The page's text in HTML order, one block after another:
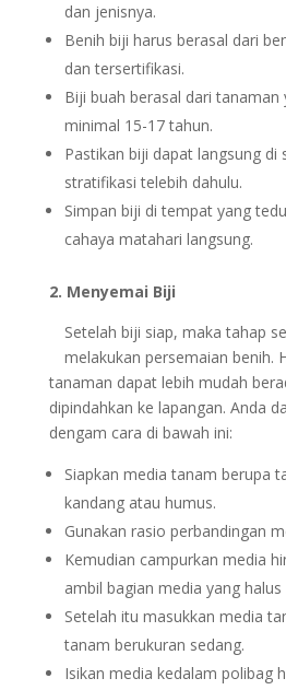
dan jenisnya.
Benih biji harus berasal dari
dan tersertifikasi.
Biji buah berasal dari
minimal 15-17 tahun.
Pastikan biji dapat langsung di
stratifikasi telebih dahulu.
Simpan biji di tempat yang
cahaya matahari langsung.
2. Menyemai Biji
Setelah biji siap, maka tahap
melakukan persemaian benih.
tanaman dapat lebih mudah
dipindahkan ke lapangan. Anda
dengam cara di bawah ini:
Siapkan media tanam berupa
kandang atau humus.
Gunakan rasio perbandingan
Kemudian campurkan media
ambil bagian media yang halus
Setelah itu masukkan media
tanam berukuran sedang.
Isikan media kedalam polibag